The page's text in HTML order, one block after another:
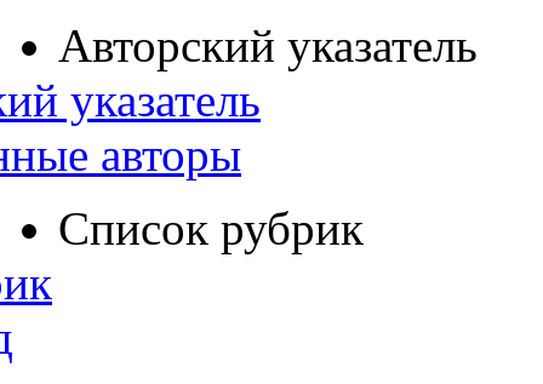
Авторский указатель
указатель
авторы
Список рубрик